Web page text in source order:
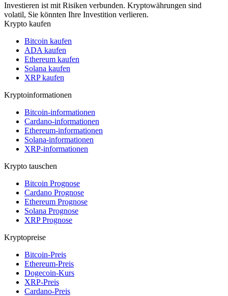
Investieren ist mit Risiken verbunden. Kryptowährungen sind
volatil, Sie könnten Ihre Investition verlieren.
Krypto kaufen
Bitcoin kaufen
ADA kaufen
Ethereum kaufen
Solana kaufen
XRP kaufen
Kryptoinformationen
Bitcoin-informationen
Cardano-informationen
Ethereum-informationen
Solana-informationen
XRP-informationen
Krypto tauschen
Bitcoin Prognose
Cardano Prognose
Ethereum Prognose
Solana Prognose
XRP Prognose
Kryptopreise
Bitcoin-Preis
Ethereum-Preis
Dogecoin-Kurs
XRP-Preis
Cardano-Preis